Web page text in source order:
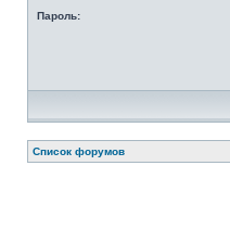
Пароль:
Список форумов